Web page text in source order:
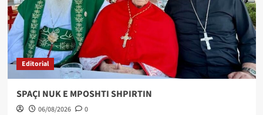
Editorial
SPAÇI NUK E MPOSHTI SHPIRTIN
06/08/2026 0